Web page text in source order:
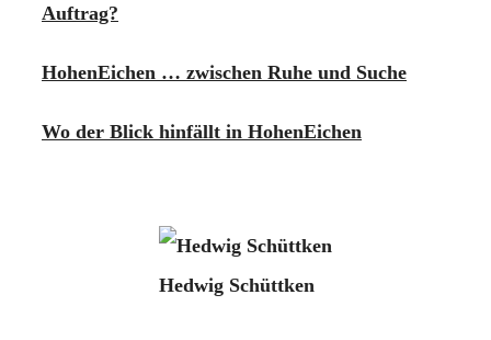
Auftrag?
HohenEichen … zwischen Ruhe und Suche
Wo der Blick hinfällt in HohenEichen
Hedwig Schüttken